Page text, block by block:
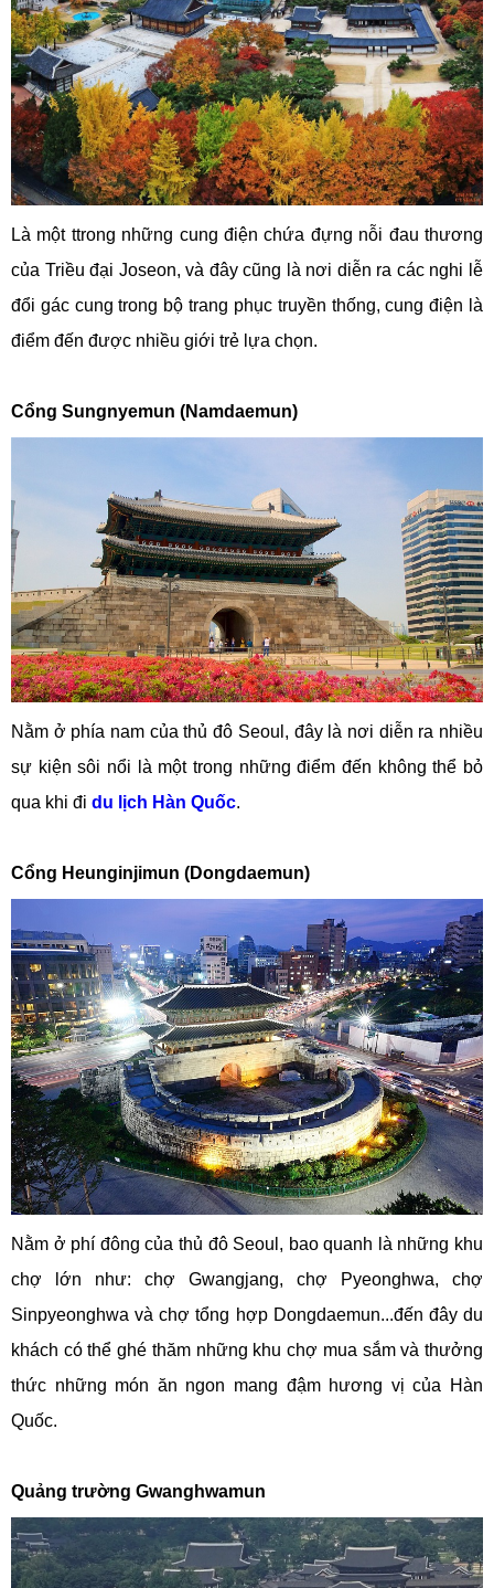
Là một ttrong những cung điện chứa đựng nỗi đau thương
của Triều đại Joseon, và đây cũng là nơi diễn ra các nghi lễ
đổi gác cung trong bộ trang phục truyền thống, cung điện là
điểm đến được nhiều giới trẻ lựa chọn.
Cổng Sungnyemun (Namdaemun)
Nằm ở phía nam của thủ đô Seoul, đây là nơi diễn ra nhiều
sự kiện sôi nổi là một trong những điểm đến không thể bỏ
qua khi đi du lịch Hàn Quốc.
Cổng Heunginjimun (Dongdaemun)
Nằm ở phí đông của thủ đô Seoul, bao quanh là những khu
chợ lớn như: chợ Gwangjang, chợ Pyeonghwa, chợ
Sinpyeonghwa và chợ tổng hợp Dongdaemun...đến đây du
khách có thể ghé thăm những khu chợ mua sắm và thưởng
thức những món ăn ngon mang đậm hương vị của Hàn
Quốc.
Quảng trường Gwanghwamun